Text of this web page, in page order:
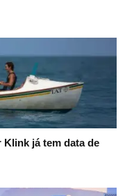
Klink já tem data de